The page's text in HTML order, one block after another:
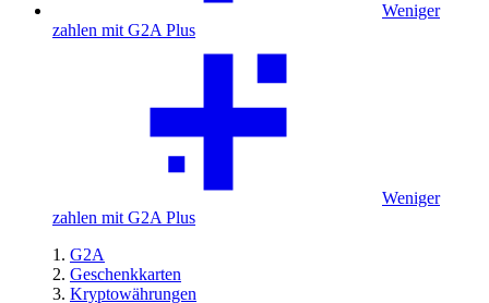
Weniger
zahlen mit G2A Plus
Weniger
zahlen mit G2A Plus
G2A
Geschenkkarten
Kryptowährungen